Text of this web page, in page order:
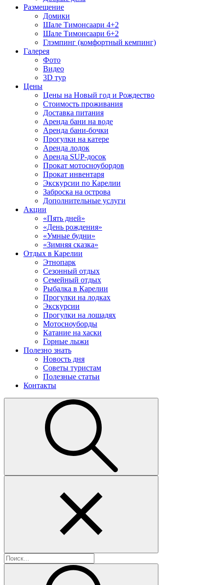
Размещение
Домики
Шале Тимонсаари 4+2
Шале Тимонсаари 6+2
Глэмпинг (комфортный кемпинг)
Галерея
Фото
Видео
3D тур
Цены
Цены на Новый год и Рождество
Стоимость проживания
Доставка питания
Аренда бани на воде
Аренда бани-бочки
Прогулки на катере
Аренда лодок
Аренда SUP-досок
Прокат мотосноубордов
Прокат инвентаря
Экскурсии по Карелии
Заброска на острова
Дополнительные услуги
Акции
«Пять дней»
«День рождения»
«Умные будни»
«Зимняя сказка»
Отдых в Карелии
Этнопарк
Сезонный отдых
Семейный отдых
Рыбалка в Карелии
Прогулки на лодках
Экскурсии
Прогулки на лошадях
Мотосноуборды
Катание на хаски
Горные лыжи
Полезно знать
Новость дня
Советы туристам
Полезные статьи
Контакты